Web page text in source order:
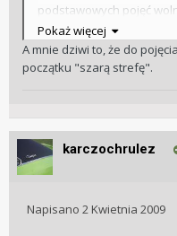
podstawowych pojęć
Pokaż więcej
A mnie dziwi to, że do
początku "szarą strefę".
karczochrulez
Napisano 2 Kwietnia 2009